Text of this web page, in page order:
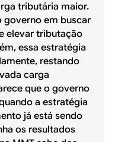
tributária maior.
governo em buscar
elevar tributação
essa estratégia
restando
carga
que o governo
a estratégia
já está sendo
os resultados